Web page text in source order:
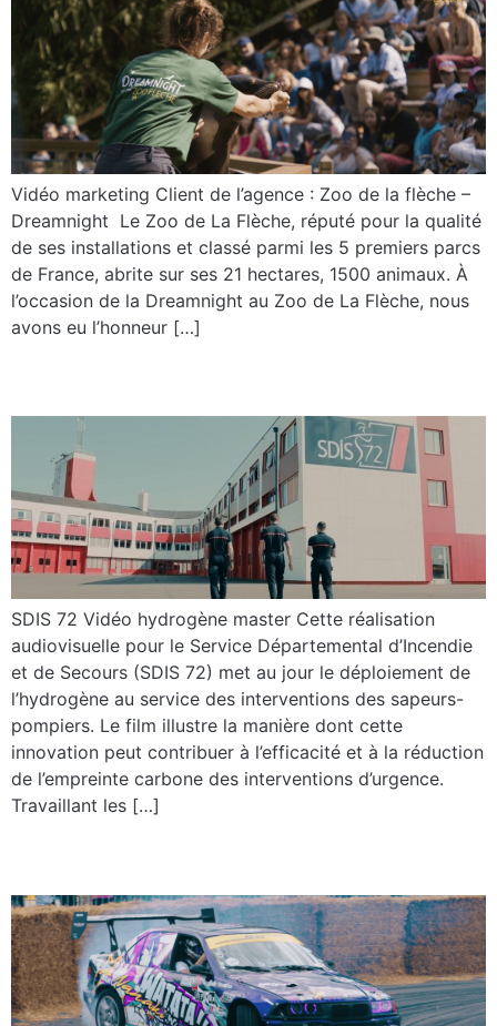
Vidéo marketing Client de l’agence : Zoo de la flèche –
Dreamnight ​ ​Le Zoo de La Flèche, réputé pour la qualité
de ses installations et classé parmi les 5 premiers parcs
de France, abrite sur ses 21 hectares, 1500 animaux. À
l’occasion de la Dreamnight au Zoo de La Flèche, nous
avons eu l’honneur […]
SDIS 72 Vidéo hydrogène master Cette réalisation
audiovisuelle pour le Service Départemental d’Incendie
et de Secours (SDIS 72) met au jour le déploiement de
l’hydrogène au service des interventions des sapeurs-
pompiers. Le film illustre la manière dont cette
innovation peut contribuer à l’efficacité et à la réduction
de l’empreinte carbone des interventions d’urgence.
Travaillant les […]